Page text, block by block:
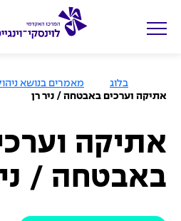
ו
ב
ת
בלוג
מאמרים בנושא
אתיקה וערכים באבטחה / ניר רן
אתיקה
באבטחה /